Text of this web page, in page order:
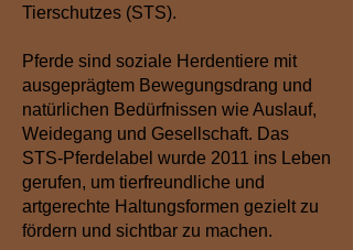
Tierschutzes (STS).
Pferde sind soziale Herdentiere mit
ausgeprägtem Bewegungsdrang und
natürlichen Bedürfnissen wie Auslauf,
Weidegang und Gesellschaft. Das
STS-Pferdelabel wurde 2011 ins Leben
gerufen, um tierfreundliche und
artgerechte Haltungsformen gezielt zu
fördern und sichtbar zu machen.